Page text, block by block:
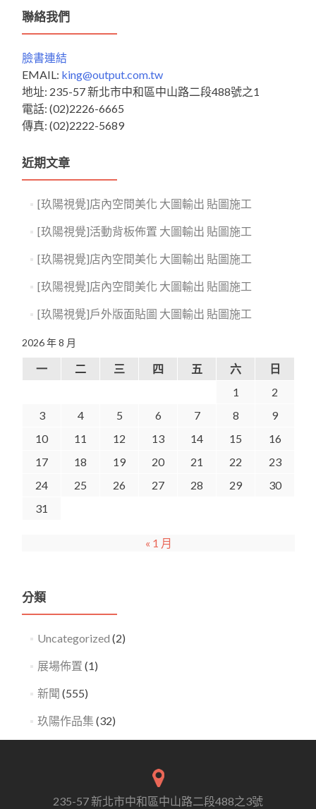
鍵
字:
聯絡我們
臉書連結
EMAIL: king@output.com.tw
地址: 235-57 新北市中和區中山路二段488號之1
電話: (02)2226-6665
傳真: (02)2222-5689
近期文章
[玖陽視覺]店內空間美化 大圖輸出 貼圖施工
[玖陽視覺]活動背板佈置 大圖輸出 貼圖施工
[玖陽視覺]店內空間美化 大圖輸出 貼圖施工
[玖陽視覺]店內空間美化 大圖輸出 貼圖施工
[玖陽視覺]戶外版面貼圖 大圖輸出 貼圖施工
2026 年 8 月
一 二 三 四 五 六
日
1
2
3
4 5 6 7 8
9
10
11 12 13 14 15
16
17
18 19 20 21 22
23
24
25 26 27 28 29
30
31
« 1 月
分類
Uncategorized (2)
展場佈置 (1)
新聞 (555)
玖陽作品集 (32)
235-57 新北市中和區中山路二段488之3號